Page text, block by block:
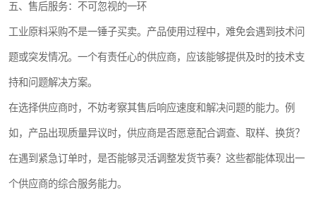
五、售后服务：不可忽视的一环
工业原料采购不是一锤子买卖。产品使用过程中，难免会遇到技术问
题或突发情况。一个有责任心的供应商，应该能够提供及时的技术支
持和问题解决方案。
在选择供应商时，不妨考察其售后响应速度和解决问题的能力。例
如，产品出现质量异议时，供应商是否愿意配合调查、取样、换货？
在遇到紧急订单时，是否能够灵活调整发货节奏？这些都能体现出一
个供应商的综合服务能力。